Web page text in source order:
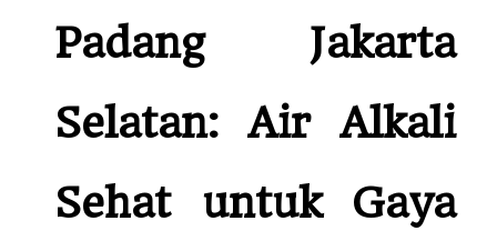
Padang Jakarta
Selatan: Air Alkali
Sehat untuk Gaya